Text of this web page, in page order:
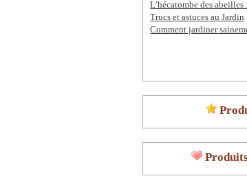
L’hécatombe des
Trucs et astuces au Jardin
Comment jardiner